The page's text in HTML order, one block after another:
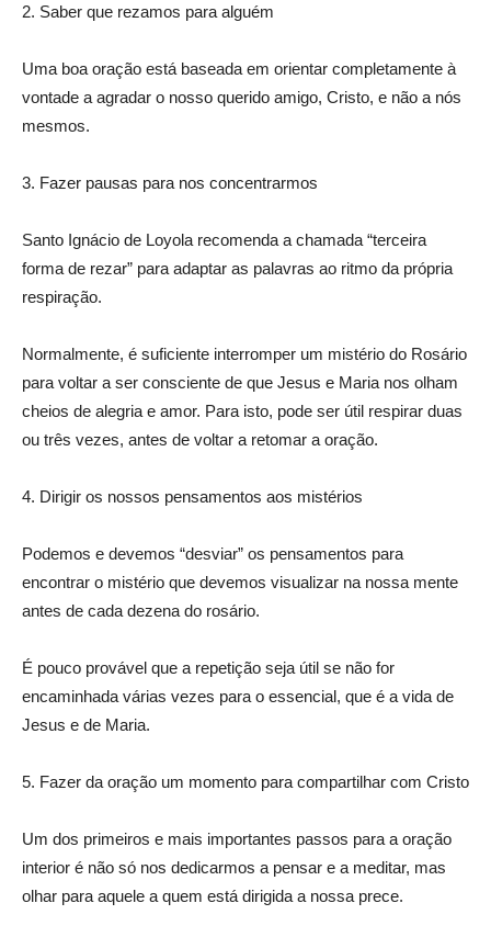
2. Saber que rezamos para alguém
Uma boa oração está baseada em orientar completamente à
vontade a agradar o nosso querido amigo, Cristo, e não a nós
mesmos.
3. Fazer pausas para nos concentrarmos
Santo Ignácio de Loyola recomenda a chamada “terceira
forma de rezar” para adaptar as palavras ao ritmo da própria
respiração.
Normalmente, é suficiente interromper um mistério do Rosário
para voltar a ser consciente de que Jesus e Maria nos olham
cheios de alegria e amor. Para isto, pode ser útil respirar duas
ou três vezes, antes de voltar a retomar a oração.
4. Dirigir os nossos pensamentos aos mistérios
Podemos e devemos “desviar” os pensamentos para
encontrar o mistério que devemos visualizar na nossa mente
antes de cada dezena do rosário.
É pouco provável que a repetição seja útil se não for
encaminhada várias vezes para o essencial, que é a vida de
Jesus e de Maria.
5. Fazer da oração um momento para compartilhar com Cristo
Um dos primeiros e mais importantes passos para a oração
interior é não só nos dedicarmos a pensar e a meditar, mas
olhar para aquele a quem está dirigida a nossa prece.